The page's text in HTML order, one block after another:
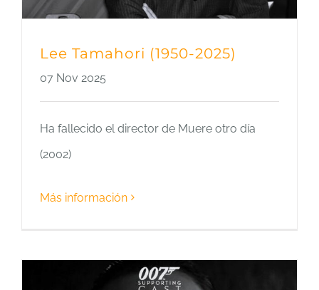
Lee Tamahori (1950-2025)
07 Nov 2025
Ha fallecido el director de Muere otro día
(2002)
Más información